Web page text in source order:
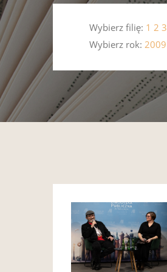
Wybierz filię: 1 2 3
Wybierz rok: 2009